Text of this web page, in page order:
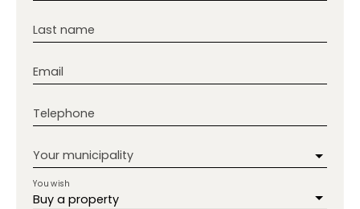
Last name
Email
Telephone
Your municipality
Buy a property
You wish